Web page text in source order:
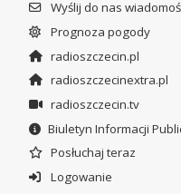
Wyślij do nas
Prognoza pogody
radioszczecin.pl
radioszczecinextra.pl
radioszczecin.tv
Biuletyn Informacji
Posłuchaj teraz
Logowanie